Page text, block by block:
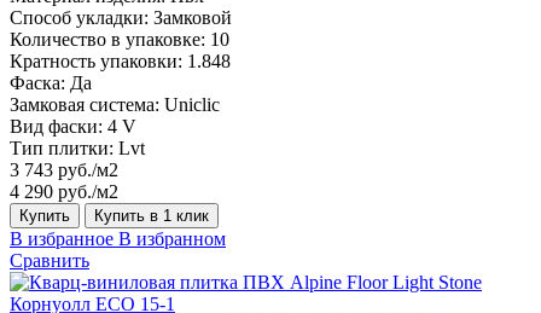
Способ укладки: Замковой
Количество в упаковке: 10
Кратность упаковки: 1.848
Фаска: Да
Замковая система: Uniclic
Вид фаски: 4 V
Тип плитки: Lvt
3 743 руб./м2
4 290 руб./м2
Купить Купить в 1 клик
В избранное В избранном
Сравнить